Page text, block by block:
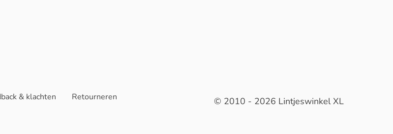
& klachten
Retourneren
© 2010 - 2026 Lintjeswinkel XL